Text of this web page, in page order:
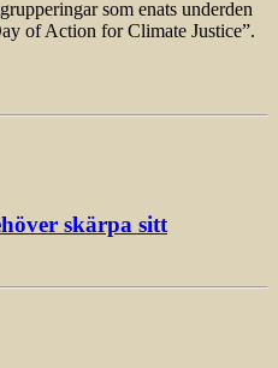
som enats underden
of Action for Climate Justice”.
skärpa sitt